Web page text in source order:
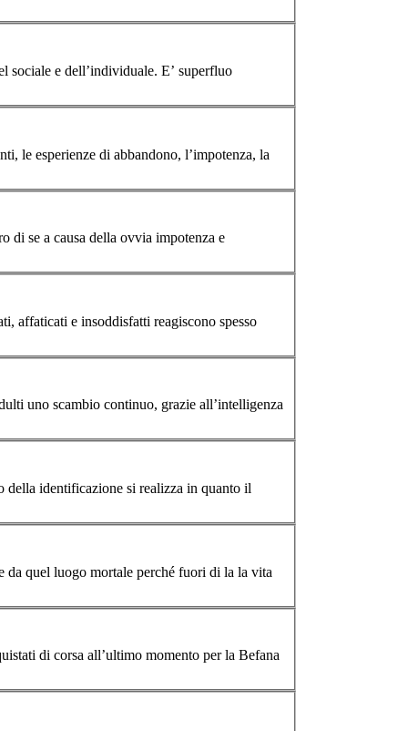
E’ superfluo
affaticati e insoddisfatti reagiscono spesso
uno scambio continuo, grazie all’intelligenza
da quel luogo mortale perché fuori di la la vita